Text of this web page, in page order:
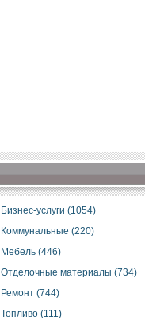
Бизнес-услуги (1054)
Коммунальные (220)
Мебель (446)
Отделочные материалы (734)
Ремонт (744)
Топливо (111)